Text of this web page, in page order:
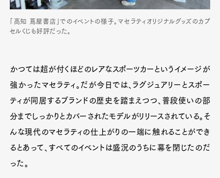
「高知 蔦屋書店」でのイベントの様子。マセラティオリジナルグッズのカプ
セルくじも好評だった。
かつては超が付くほどのレアなスポーツカーというイメージが
強かったマセラティ。だが今日では、ラグジュアリーとスポー
ティが同居するブランドの歴史を踏まえつつ、普段使いの部
分までしっかりとカバーされたモデルがリリースされている。そ
んな現代のマセラティの仕上がりの一端に触れることができ
るとあって、すべてのイベントは盛況のうちに幕を閉じたのだ
った。